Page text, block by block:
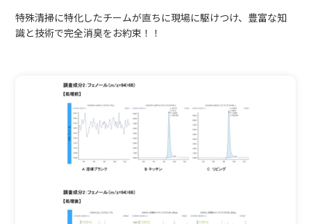
特殊清掃に特化したチームが直ちに現場に駆けつけ、豊富な知
識と技術で完全消臭をお約束！！